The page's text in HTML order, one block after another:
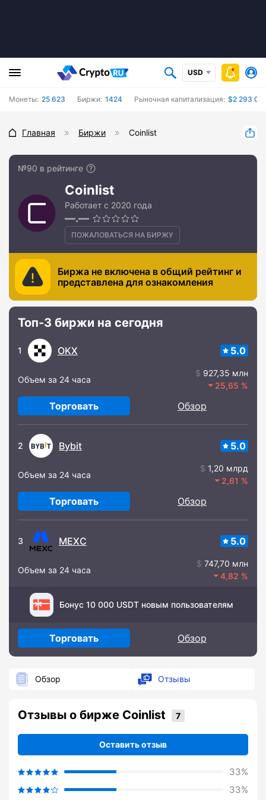
USD
Монеты: 25 623 Биржи: 1424 Рыночная капитализация: $2 293
Главная Биржи Coinlist
№90 в рейтинге
Coinlist
Работает с 2020 года
—.—
ПОЖАЛОВАТЬСЯ НА БИРЖУ
Биржа не включена в общий рейтинг и
представлена для ознакомления
Топ-3 биржи на сегодня
1 OKX 5.0
Объем за 24 часа
927,35 млн
25,65
Торговать Обзор
2 Bybit 5.0
Объем за 24 часа
1,20 млрд
2,61
Торговать Обзор
3 MEXC 5.0
Объем за 24 часа
747,70 млн
4,82
Бонус 10 000 USDT новым пользователям
Торговать Обзор
Обзор Отзывы
Отзывы о бирже Coinlist
Оставить отзыв
33%
33%